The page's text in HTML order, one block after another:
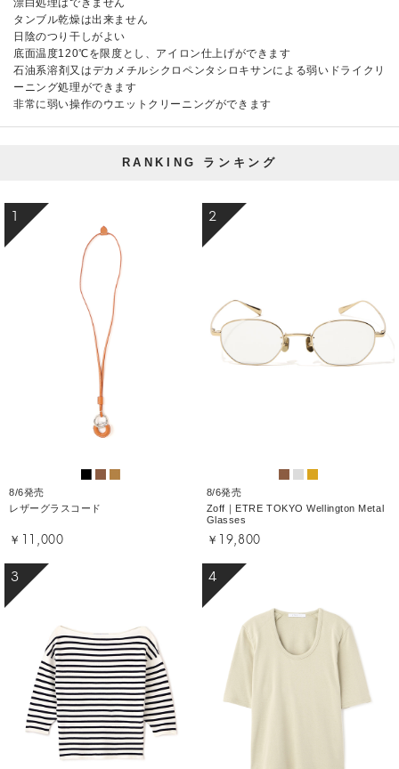
漂白処理はできません
タンブル乾燥は出来ません
日陰のつり干しがよい
底面温度120℃を限度とし、アイロン仕上げができます
石油系溶剤又はデカメチルシクロペンタシロキサンによる弱いドライクリ
ーニング処理ができます
非常に弱い操作のウエットクリーニングができます
RANKING ランキング
1
8/6発売
レザーグラスコード
￥11,000
2
8/6発売
Zoff｜ETRE TOKYO Wellington Metal
Glasses
￥19,800
3 4